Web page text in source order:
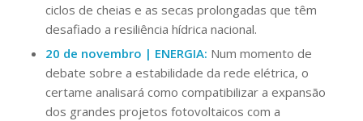
ciclos de cheias e as secas prolongadas que têm
desafiado a resiliência hídrica nacional.
20 de novembro | ENERGIA: Num momento de
debate sobre a estabilidade da rede elétrica, o
certame analisará como compatibilizar a expansão
dos grandes projetos fotovoltaicos com a